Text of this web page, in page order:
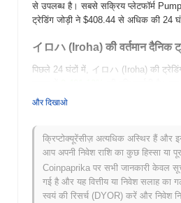
से उपलब्ध है। सबसे सक्रिय प्लेटफॉर्म
ट्रेडिंग जोड़ी ने $408.44 से अधिक की 24
イロハ (Iroha) की वर्तमान दैनिक
पिछले 24 घंटों में, イロハ (Iroha) की
का सुझाव देता है।
イロハ (Iroha) का मूल्य सीमा
सर्वकालिक उच्च (ATH):
$0.002161
सर्वकालिक निम्न (ATL):NaN
イロハ (Iroha) वर्तमान में अपने ATH से
और दिखाओ
क्रिप्टोक्यूरेंसीज़ अत्यधिक अस्थिर हैं और
आप अपनी निवेश राशि का कुछ हिस्सा या
Coinpaprika पर सभी जानकारी केवल
गई है और यह वित्तीय या निवेश सलाह का
स्वयं की रिसर्च (DYOR) करें और निवेश